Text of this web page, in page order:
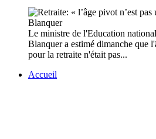
Le ministre de l'Education
Blanquer a estimé dimanche que
pour la retraite n'était pas...
Accueil